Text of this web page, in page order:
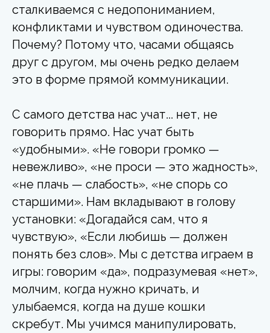
сталкиваемся с недопониманием,
конфликтами и чувством одиночества.
Почему? Потому что, часами общаясь
друг с другом, мы очень редко делаем
это в форме прямой коммуникации.
С самого детства нас учат... нет, не
говорить прямо. Нас учат быть
«удобными». «Не говори громко —
невежливо», «не проси — это жадность»,
«не плачь — слабость», «не спорь со
старшими». Нам вкладывают в голову
установки: «Догадайся сам, что я
чувствую», «Если любишь — должен
понять без слов». Мы с детства играем в
игры: говорим «да», подразумевая «нет»,
молчим, когда нужно кричать, и
улыбаемся, когда на душе кошки
скребут. Мы учимся манипулировать,